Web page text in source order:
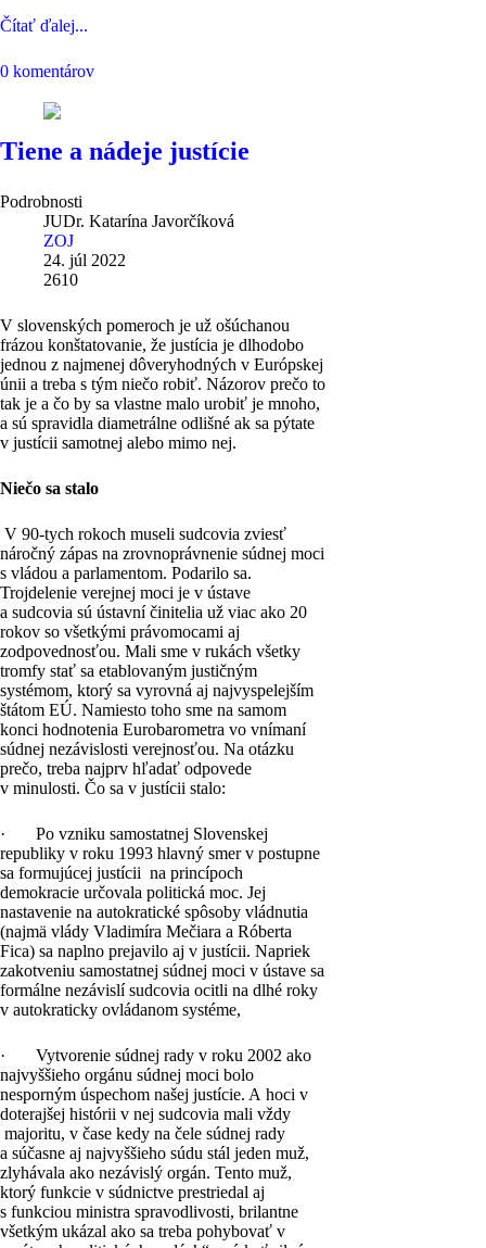
Čítať ďalej...
0 komentárov
Tiene a nádeje justície
Podrobnosti
JUDr. Katarína Javorčíková
ZOJ
24. júl 2022
2610
V slovenských pomeroch je už ošúchanou
frázou konštatovanie, že justícia je dlhodobo
jednou z najmenej dôveryhodných v Európskej
únii a treba s tým niečo robiť. Názorov prečo to
tak je a čo by sa vlastne malo urobiť je mnoho,
a sú spravidla diametrálne odlišné ak sa pýtate
v justícii samotnej alebo mimo nej.
Niečo sa stalo
V 90-tych rokoch museli sudcovia zviesť
náročný zápas na zrovnoprávnenie súdnej moci
s vládou a parlamentom. Podarilo sa.
Trojdelenie verejnej moci je v ústave
a sudcovia sú ústavní činitelia už viac ako 20
rokov so všetkými právomocami aj
zodpovednosťou. Mali sme v rukách všetky
tromfy stať sa etablovaným justičným
systémom, ktorý sa vyrovná aj najvyspelejším
štátom EÚ. Namiesto toho sme na samom
konci hodnotenia Eurobarometra vo vnímaní
súdnej nezávislosti verejnosťou. Na otázku
prečo, treba najprv hľadať odpovede
v minulosti. Čo sa v justícii stalo:
· Po vzniku samostatnej Slovenskej
republiky v roku 1993 hlavný smer v postupne
sa formujúcej justícii na princípoch
demokracie určovala politická moc. Jej
nastavenie na autokratické spôsoby vládnutia
(najmä vlády Vladimíra Mečiara a Róberta
Fica) sa naplno prejavilo aj v justícii. Napriek
zakotveniu samostatnej súdnej moci v ústave sa
formálne nezávislí sudcovia ocitli na dlhé roky
v autokraticky ovládanom systéme,
· Vytvorenie súdnej rady v roku 2002 ako
najvyššieho orgánu súdnej moci bolo
nesporným úspechom našej justície. A hoci v
doterajšej histórii v nej sudcovia mali vždy
majoritu, v čase kedy na čele súdnej rady
a súčasne aj najvyššieho súdu stál jeden muž,
zlyhávala ako nezávislý orgán. Tento muž,
ktorý funkcie v súdnictve prestriedal aj
s funkciou ministra spravodlivosti, brilantne
všetkým ukázal ako sa treba pohybovať v